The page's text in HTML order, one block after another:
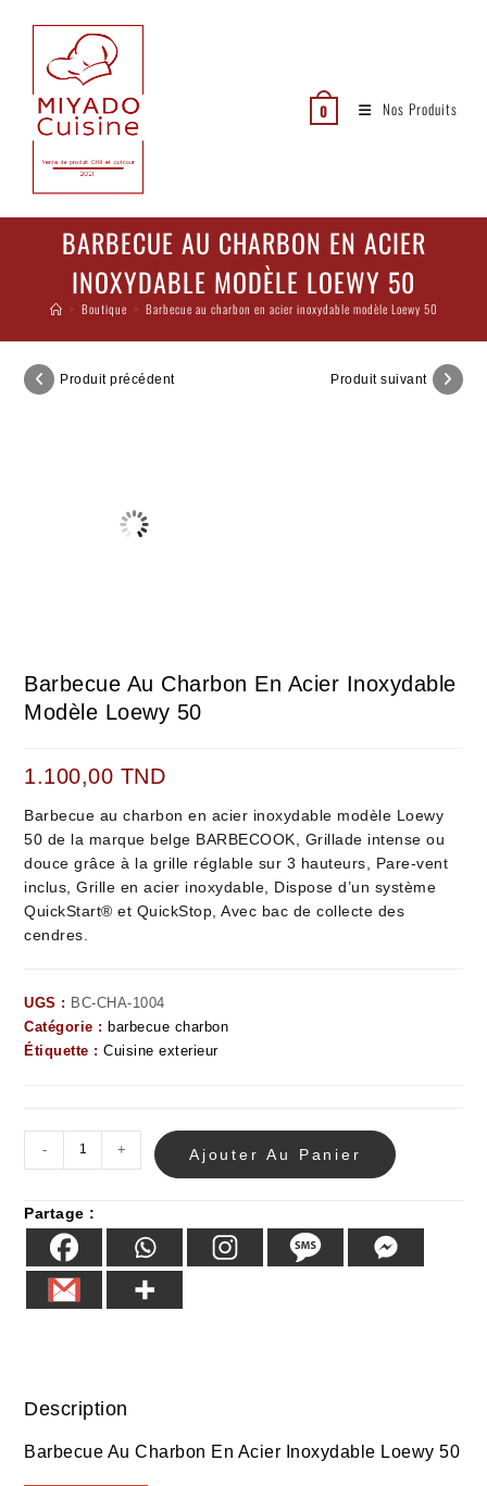
0 Nos Produits
BARBECUE AU CHARBON EN ACIER
INOXYDABLE MODÈLE LOEWY 50
> Boutique > Barbecue au charbon en acier inoxydable modèle Loewy 50
Produit précédent Produit suivant
Barbecue Au Charbon En Acier Inoxydable
Modèle Loewy 50
1.100,00 TND
Barbecue au charbon en acier inoxydable modèle Loewy
50 de la marque belge BARBECOOK, Grillade intense ou
douce grâce à la grille réglable sur 3 hauteurs, Pare-vent
inclus, Grille en acier inoxydable, Dispose d’un système
QuickStart® et QuickStop, Avec bac de collecte des
cendres.
UGS : BC-CHA-1004
Catégorie :barbecue charbon
Étiquette :Cuisine exterieur
- + Ajouter Au Panier
Partage :
Description
Barbecue Au Charbon En Acier Inoxydable Loewy 50